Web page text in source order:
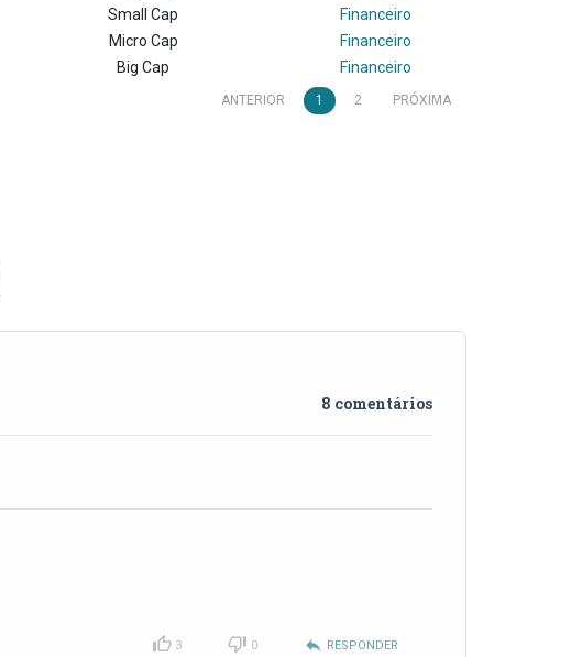
Small Cap
Financeiro
Micro Cap
Financeiro
Big Cap Financeiro
ANTERIOR 1 2 PRÓXIMA
8 comentários
reply RESPONDER
0
3